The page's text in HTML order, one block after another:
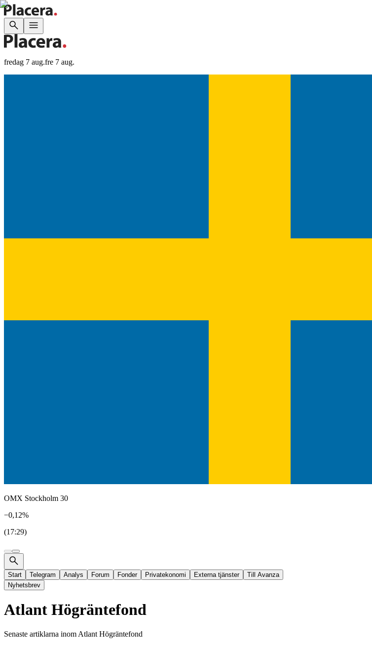
fredag 7 aug.fre 7 aug.
OMX Stockholm 30
−0,12%
(17:29)
Start Telegram Analys Forum Fonder Privatekonomi Externa tjänster
Till Avanza
Nyhetsbrev
Atlant Högräntefond
Senaste artiklarna inom Atlant Högräntefond